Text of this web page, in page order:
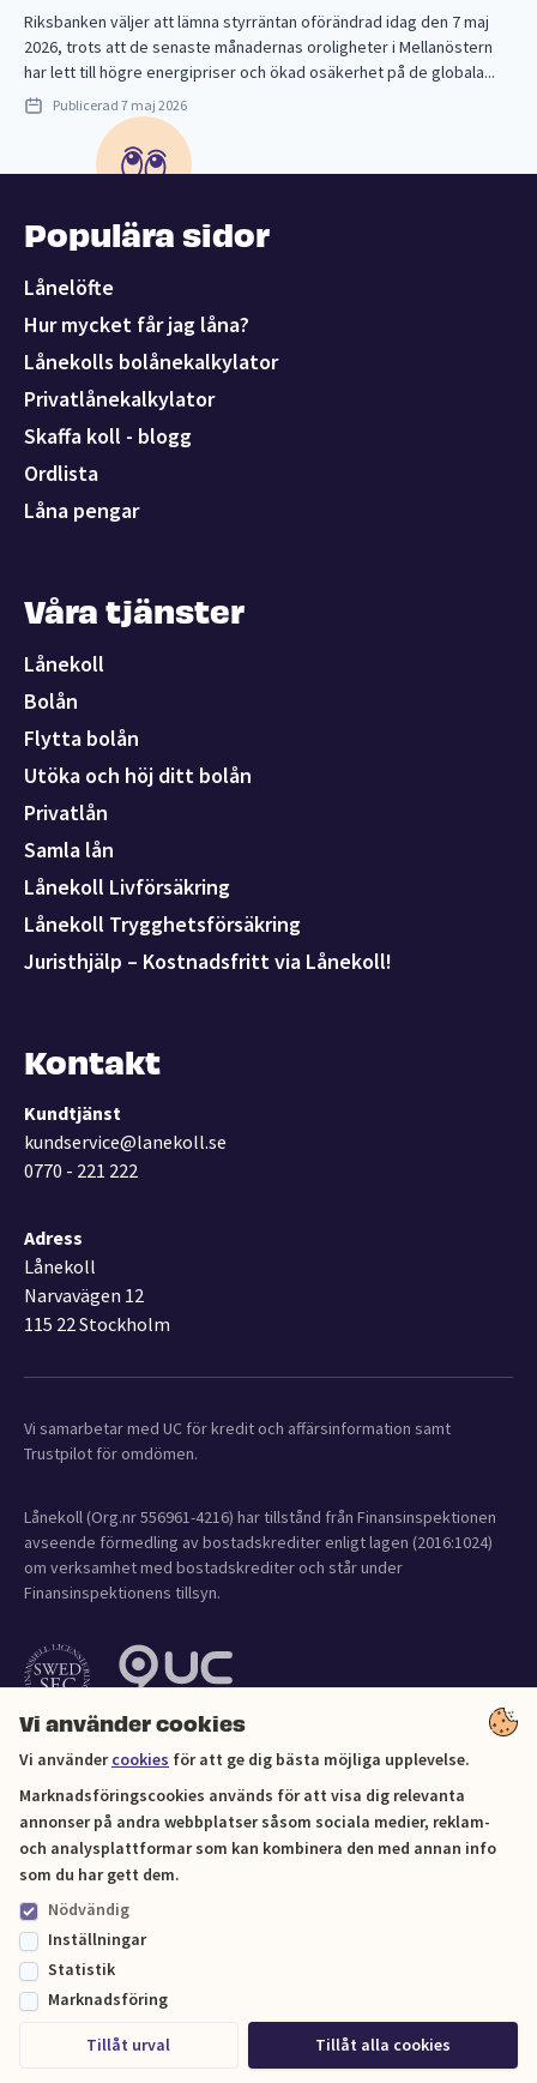
Vi använder cookies
Vi användercookies för att ge dig bästa möjliga upplevelse.
Marknadsföringscookies används för att visa dig relevanta
annonser på andra webbplatser såsom sociala medier, reklam-
och analysplattformar som kan kombinera den med annan info
som du har gett dem.
Nödvändig
Inställningar
Statistik
Marknadsföring
Tillåt urval Tillåt alla cookies
Riksbanken väljer att lämna styrräntan oförändrad idag den 7 maj
2026, trots att de senaste månadernas oroligheter i Mellanöstern
har lett till högre energipriser och ökad osäkerhet på de globala...
Publicerad 7 maj 2026
Populära sidor
Lånelöfte
Hur mycket får jag låna?
Lånekolls bolånekalkylator
Privatlånekalkylator
Skaffa koll - blogg
Ordlista
Låna pengar
Våra tjänster
Lånekoll
Bolån
Flytta bolån
Utöka och höj ditt bolån
Privatlån
Samla lån
Lånekoll Livförsäkring
Lånekoll Trygghetsförsäkring
Juristhjälp – Kostnadsfritt via Lånekoll!
Kontakt
Kundtjänst
kundservice@lanekoll.se
0770 - 221 222
Adress
Lånekoll
Narvavägen 12
115 22 Stockholm
Vi samarbetar med UC för kredit och affärsinformation samt
Trustpilot för omdömen.
Lånekoll (Org.nr 556961-4216) har tillstånd från Finansinspektionen
avseende förmedling av bostadskrediter enligt lagen (2016:1024)
om verksamhet med bostadskrediter och står under
Finansinspektionens tillsyn.
Cookies
Sitemap
© Lånekoll 2026